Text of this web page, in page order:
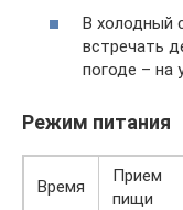
В холодный
встречать
погоде – на
Режим питания
Время
Прием
пищи